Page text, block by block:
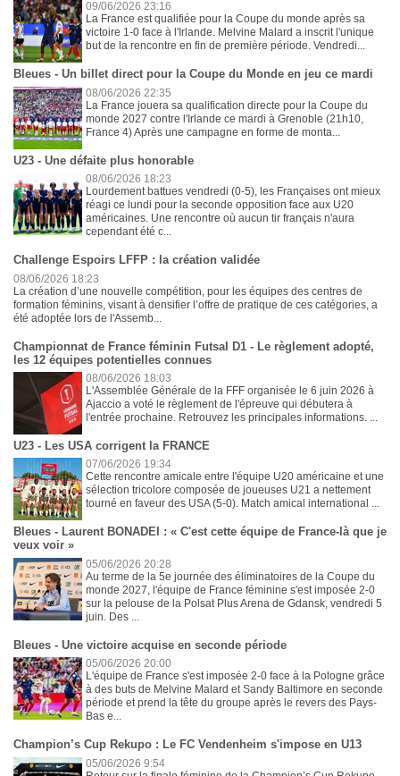
09/06/2026 23:16
La France est qualifiée pour la Coupe du monde après sa
victoire 1-0 face à l'Irlande. Melvine Malard a inscrit l'unique
but de la rencontre en fin de première période. Vendredi...
Bleues - Un billet direct pour la Coupe du Monde en jeu ce mardi
08/06/2026 22:35
La France jouera sa qualification directe pour la Coupe du
monde 2027 contre l'Irlande ce mardi à Grenoble (21h10,
France 4) Après une campagne en forme de monta...
U23 - Une défaite plus honorable
08/06/2026 18:23
Lourdement battues vendredi (0-5), les Françaises ont mieux
réagi ce lundi pour la seconde opposition face aux U20
américaines. Une rencontre où aucun tir français n'aura
cependant été c...
Challenge Espoirs LFFP : la création validée
08/06/2026 18:23
La création d’une nouvelle compétition, pour les équipes des centres de
formation féminins, visant à densifier l’offre de pratique de ces catégories, a
été adoptée lors de l'Assemb...
Championnat de France féminin Futsal D1 - Le règlement adopté,
les 12 équipes potentielles connues
08/06/2026 18:03
L'Assemblée Générale de la FFF organisée le 6 juin 2026 à
Ajaccio a voté le règlement de l'épreuve qui débutera à
l'entrée prochaine. Retrouvez les principales informations. ...
U23 - Les USA corrigent la FRANCE
07/06/2026 19:34
Cette rencontre amicale entre l'équipe U20 américaine et une
sélection tricolore composée de joueuses U21 a nettement
tourné en faveur des USA (5-0). Match amical international ...
Bleues - Laurent BONADEI : « C'est cette équipe de France-là que je
veux voir »
05/06/2026 20:28
Au terme de la 5e journée des éliminatoires de la Coupe du
monde 2027, l'équipe de France féminine s'est imposée 2-0
sur la pelouse de la Polsat Plus Arena de Gdansk, vendredi 5
juin. Des ...
Bleues - Une victoire acquise en seconde période
05/06/2026 20:00
L'équipe de France s'est imposée 2-0 face à la Pologne grâce
à des buts de Melvine Malard et Sandy Baltimore en seconde
période et prend la tête du groupe après le revers des Pays-
Bas e...
Champion’s Cup Rekupo : Le FC Vendenheim s'impose en U13
05/06/2026 9:54